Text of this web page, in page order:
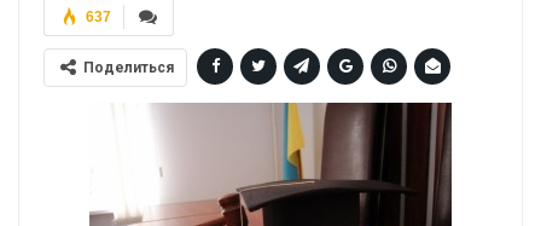
637
Поделиться